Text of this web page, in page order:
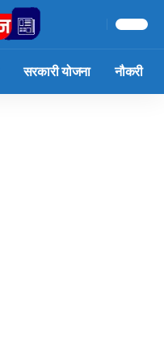
सरकारी योजना नौकरी